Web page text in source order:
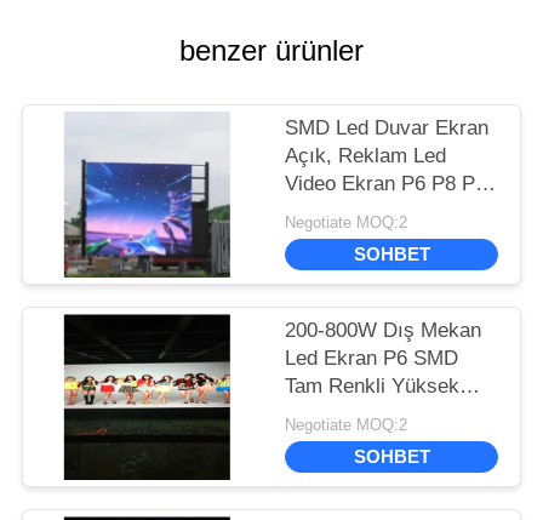
benzer ürünler
SMD Led Duvar Ekran
Açık, Reklam Led
Video Ekran P6 P8 P10
1R1G1B
Negotiate MOQ:2
SOHBET
200-800W Dış Mekan
Led Ekran P6 SMD
Tam Renkli Yüksek
Parlaklıklı Reklam 200-
800W Dış Mekan Led
Ekran Scree
Negotiate MOQ:2
SOHBET